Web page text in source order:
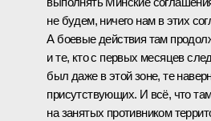
не будем, ничего нам в этих
А боевые действия там
и те, кто с первых месяцев
был даже в этой зоне, те
присутствующих. И всё, что
на занятых противником